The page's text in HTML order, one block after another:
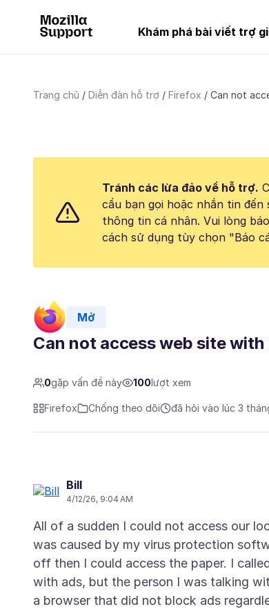
Khám phá bài viết trợ
Trang chủ Diễn đàn hỗ trợ Firefox Can not
Tránh các lừa đảo về hỗ trợ.
cầu bạn gọi hoặc nhắn tin đến
thông tin cá nhân. Vui lòng
cách sử dụng tùy chọn "Báo
Mở
Can not access web site with
0gặp vấn đề này 100 lượt xem
Firefox Chống theo dõi đã hỏi vào lúc 3
Bill
4/12/26, 9:04 AM
All of a sudden I could not access our
was caused by my virus protection
off then I could access the paper. I
with ads, but the person I was talking
a browser that did not block ads